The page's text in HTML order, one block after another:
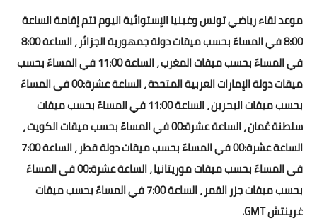
موعد لقاء رياضي تونس وغينيا الإستوائية اليوم تتم إقامة الساعة
8:00 في المساءً بحسب ميقات دولة جمهورية الجزائر ، الساعة 8:00
في المساءً بحسب ميقات المغرب ، الساعة 11:00 في المساءً بحسب
ميقات دولة الإمارات العربية المتحدة ، الساعة عشرة:00 في المساءً
بحسب ميقات البحرين ، الساعة 11:00 في المساءً بحسب ميقات
سلطنة عُمان ، الساعة عشرة:00 في المساءً بحسب ميقات الكويت ،
الساعة عشرة:00 في المساءً بحسب ميقات دولة قطر ، الساعة 7:00
في المساءً بحسب ميقات موريتانيا ، الساعة عشرة:00 في المساءً
بحسب ميقات جزر القمر ، الساعة 7:00 في المساءً بحسب ميقات
غرينتش GMT.